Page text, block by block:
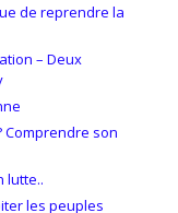
de reprendre la
– Deux
Comprendre son
lutte..
les peuples